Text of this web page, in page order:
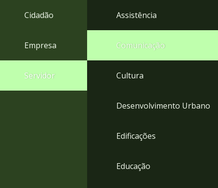
Cidadão
Empresa
Servidor
Assistência
Comunicação
Cultura
Desenvolvimento Urbano
Edificações
Educação